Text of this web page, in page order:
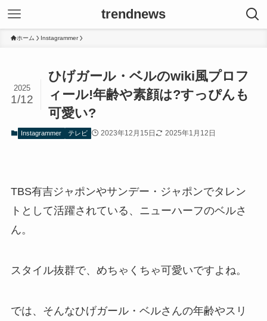
trendnews
ホーム Instagrammer
ひげガール・ベルのwiki風プロフ
ィール!年齢や素顔は?すっぴんも
可愛い?
2025
1/12
Instagrammer テレビ 2023年12月15日 2025年1月12日
TBS有吉ジャポンやサンデー・ジャポンでタレン
トとして活躍されている、ニューハーフのベルさ
ん。
スタイル抜群で、めちゃくちゃ可愛いですよね。
では、そんなひげガール・ベルさんの年齢やスリ